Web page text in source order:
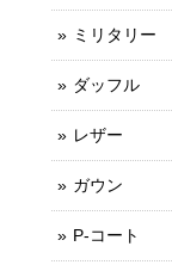
ミリタリー
ダッフル
レザー
ガウン
P-コート